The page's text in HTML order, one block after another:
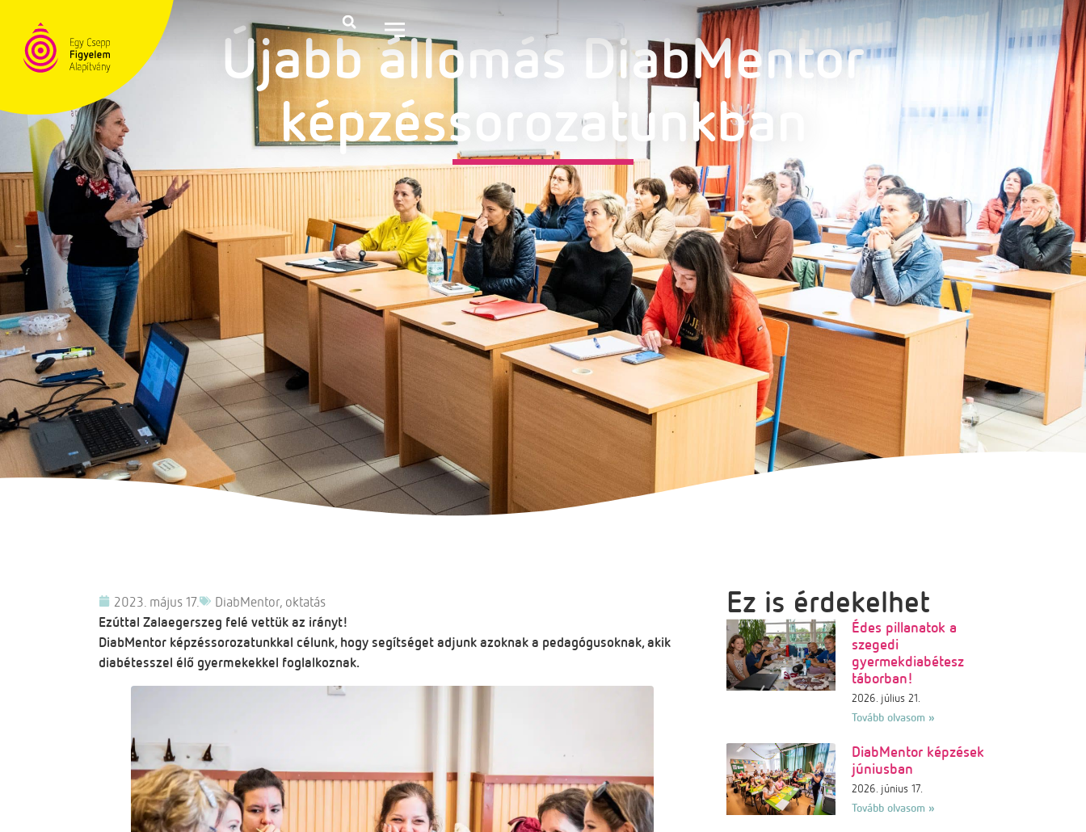
TÁMOGATÁS
Újabb állomás DiabMentor
képzéssorozatunkban
2023. május 17. DiabMentor, oktatás
Ezúttal Zalaegerszeg felé vettük az irányt!
DiabMentor képzéssorozatunkkal célunk, hogy segítséget adjunk azoknak a pedagógusoknak, akik
diabétesszel élő gyermekekkel foglalkoznak.
Ez is érdekelhet
Édes pillanatok a
szegedi
gyermekdiabétesz
táborban!
2026. július 21.
Tovább olvasom »
DiabMentor képzések
júniusban
2026. június 17.
Tovább olvasom »